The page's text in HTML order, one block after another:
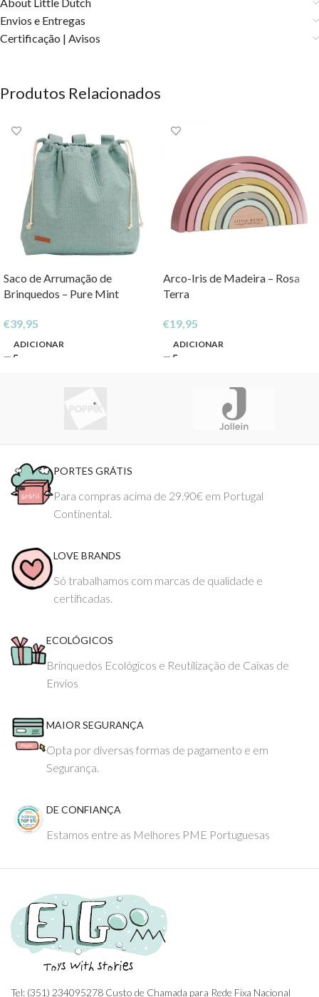
Envios e Entregas
Certificação | Avisos
Produtos Relacionados
Saco de Arrumação de
Brinquedos – Pure Mint
€39,95
ADICIONAR
Arco-Iris de Madeira – Rosa
Terra
€19,95
ADICIONAR
PORTES GRÁTIS
Para compras acima de 29.90€ em Portugal
Continental.
LOVE BRANDS
Só trabalhamos com marcas de qualidade e
certificadas.
ECOLÓGICOS
Brinquedos Ecológicos e Reutilização de Caixas de
Envios
MAIOR SEGURANÇA
Opta por diversas formas de pagamento e em
Segurança.
DE CONFIANÇA
Estamos entre as Melhores PME Portuguesas
Tel: (351) 234095278 Custo de Chamada para Rede Fixa Nacional